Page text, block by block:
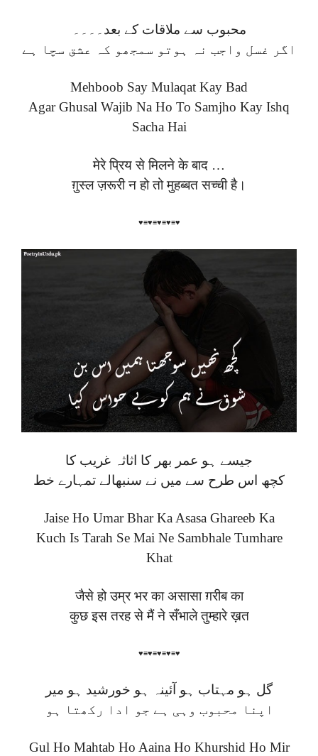
محبوب سے ملاقات کے بعد۔۔۔۔
اگر غسل واجب نہ ہوتو سمجھو کہ عشق سچا ہے
Mehboob Say Mulaqat Kay Bad
Agar Ghusal Wajib Na Ho To Samjho Kay Ishq
Sacha Hai
मेरे प्रिय से मिलने के बाद …
ग़ुस्ल ज़रूरी न हो तो मुहब्बत सच्ची है।
♥≡♥≡♥≡♥≡♥
جیسے ہو عمر بھر کا اثاثہ غریب کا
کچھ اس طرح سے میں نے سنبھالے تمہارے خط
Jaise Ho Umar Bhar Ka Asasa Ghareeb Ka
Kuch Is Tarah Se Mai Ne Sambhale Tumhare
Khat
जैसे हो उम्र भर का असासा ग़रीब का
कुछ इस तरह से मैं ने सँभाले तुम्हारे ख़त
♥≡♥≡♥≡♥≡♥
گل ہو مہتاب ہو آئینہ ہو خورشید ہو میر
اپنا محبوب وہی ہے جو ادا رکھتا ہو
Gul Ho Mahtab Ho Aaina Ho Khurshid Ho Mir